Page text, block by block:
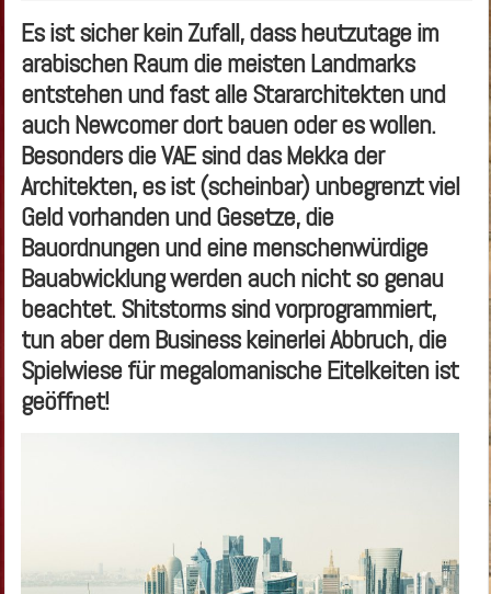
Es ist sicher kein Zufall, dass heutzutage im
arabischen Raum die meisten Landmarks
entstehen und fast alle Stararchitekten und
auch Newcomer dort bauen oder es wollen.
Besonders die VAE sind das Mekka der
Architekten, es ist (scheinbar) unbegrenzt viel
Geld vorhanden und Gesetze, die
Bauordnungen und eine menschenwürdige
Bauabwicklung werden auch nicht so genau
beachtet. Shitstorms sind vorprogrammiert,
tun aber dem Business keinerlei Abbruch, die
Spielwiese für megalomanische Eitelkeiten ist
geöffnet!